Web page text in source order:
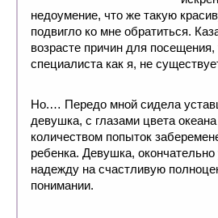
недоумение, что же такую
подвигло ко мне обратиться.
возрасте причин для посещения,
специалиста как я, не
Но.… Передо мной сидела
девушка, с глазами цвета
количеством попыток
ребенка. Девушка,
надежду на счастливую
понимании.